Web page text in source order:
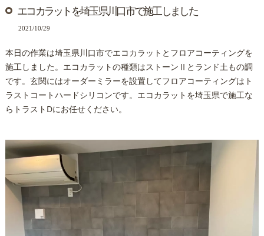
エコカラットを埼玉県川口市で施工しました
2021/10/29
本日の作業は埼玉県川口市でエコカラットとフロアコーティングを
施工しました。エコカラットの種類はストーンⅡとランド土もの調
です。玄関にはオーダーミラーを設置してフロアコーティングはト
ラストコートハードシリコンです。エコカラットを埼玉県で施工な
らトラストDにお任せください。